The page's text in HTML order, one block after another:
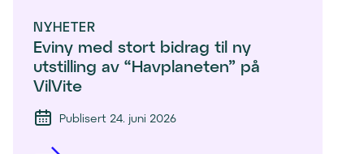
NYHETER
Eviny med stort bidrag til ny
utstilling av “Havplaneten” på
VilVite
Publisert 24. juni 2026